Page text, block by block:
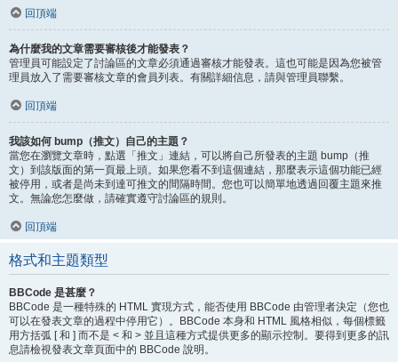
回頂端
為什麼我的文章需要審核後才能發表？
管理員可能設定了討論區的文章必須通過審核才能發表。這也可能是因為您被管
理員放入了需要審核文章的會員列表。有關詳細信息，請與管理員聯繫。
回頂端
我該如何 bump（推文）自己的主題？
當您在瀏覽文章時，點選「推文」連結，可以將自己所發表的主題 bump（推
文）到該版面的第一頁最上頭。如果您看不到這個連結，那麼表示這個功能已經
被停用，或者是尚未到達可推文的間隔時間。您也可以簡單地透過回覆主題來推
文。無論您怎麼做，請確實遵守討論區的規則。
回頂端
格式和主題類型
BBCode 是甚麼？
BBCode 是一種特殊的 HTML 實現方式，能否使用 BBCode 由管理者決定（您也
可以在發表文章的過程中停用它）。BBCode 本身和 HTML 風格相似，每個標籤
用方括弧 [ 和 ] 而不是 < 和 > 並且這種方式提供更多的顯示控制。要得到更多的訊
息請檢視發表文章頁面中的 BBCode 說明。